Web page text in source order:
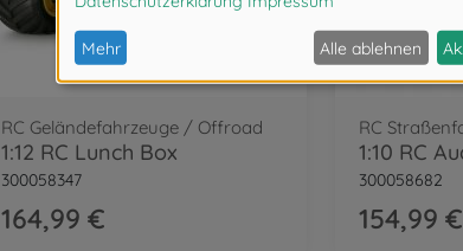
RC Geländefahrzeuge / Offroad
1:12 RC Lunch Box
300058347
164,99 €
300058682
154,99 €